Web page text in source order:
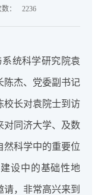
： 2236
统科学研究院袁
陈杰、党委副书记
校长对袁院士到访
对同济大学、及数
然科学中的重要位
设中的基础性地
，非常高兴来到